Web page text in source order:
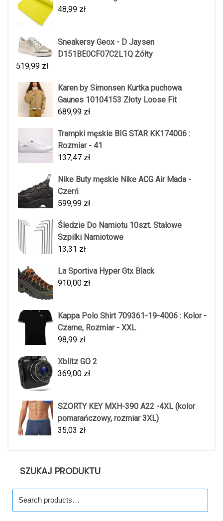
48,99 zł
Sneakersy Geox - D Jaysen
D151BE0CF07C2L1Q Żółty
519,99 zł
Karen by Simonsen Kurtka puchowa
Gaunes 10104153 Złoty Loose Fit
689,99 zł
Trampki męskie BIG STAR KK174006 :
Rozmiar - 41
137,47 zł
Nike Buty męskie Nike ACG Air Mada -
Czerń
599,99 zł
Śledzie Do Namiotu 10szt. Stalowe
Szpilki Namiotowe
13,31 zł
La Sportiva Hyper Gtx Black
910,00 zł
Kappa Polo Shirt 709361-19-4006 : Kolor -
Czarne, Rozmiar - XXL
98,99 zł
Xblitz GO 2
369,00 zł
SZORTY KEY MXH-390 A22 -4XL (kolor
pomarańczowy, rozmiar 3XL)
35,03 zł
SZUKAJ PRODUKTU
for: